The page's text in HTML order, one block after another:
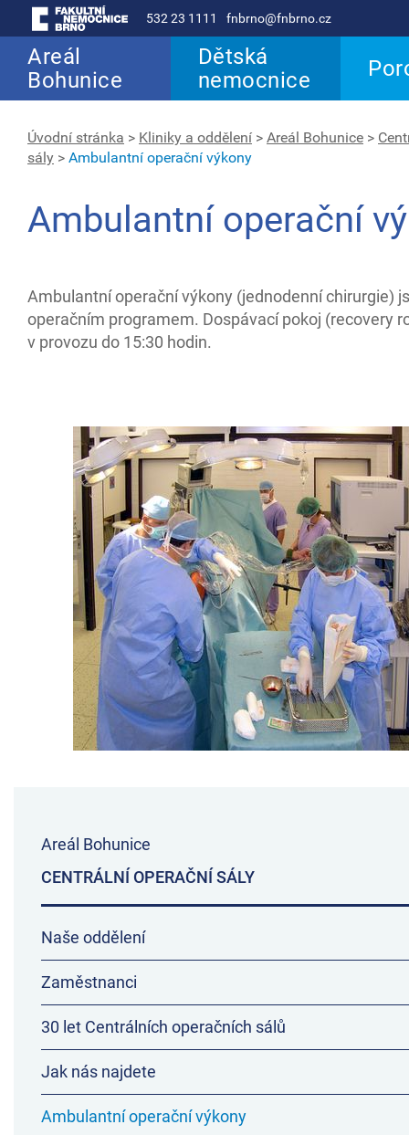
532 23 1111 fnbrno@fnbrno.cz
Areál
Bohunice
Dětská
nemocnice
Úvodní stránka > Kliniky a oddělení > Areál Bohunice >
sály > Ambulantní operační výkony
Ambulantní operační
Ambulantní operační výkony (jednodenní chirurgie)
operačním programem. Dospávací pokoj (recovery
v provozu do 15:30 hodin.
Areál Bohunice
CENTRÁLNÍ OPERAČNÍ SÁLY
Naše oddělení
Zaměstnanci
30 let Centrálních operačních sálů
Jak nás najdete
Ambulantní operační výkony